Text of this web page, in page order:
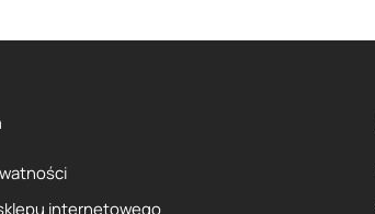
internetowego